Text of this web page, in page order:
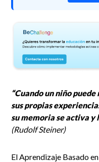
“Cuando un niño
sus propias
su memoria se activa y
(Rudolf Steiner)
El Aprendizaje Basado